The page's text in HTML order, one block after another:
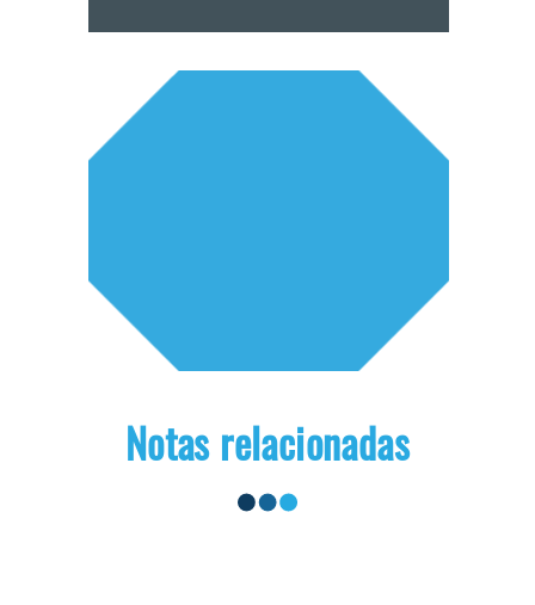
Notas relacionadas